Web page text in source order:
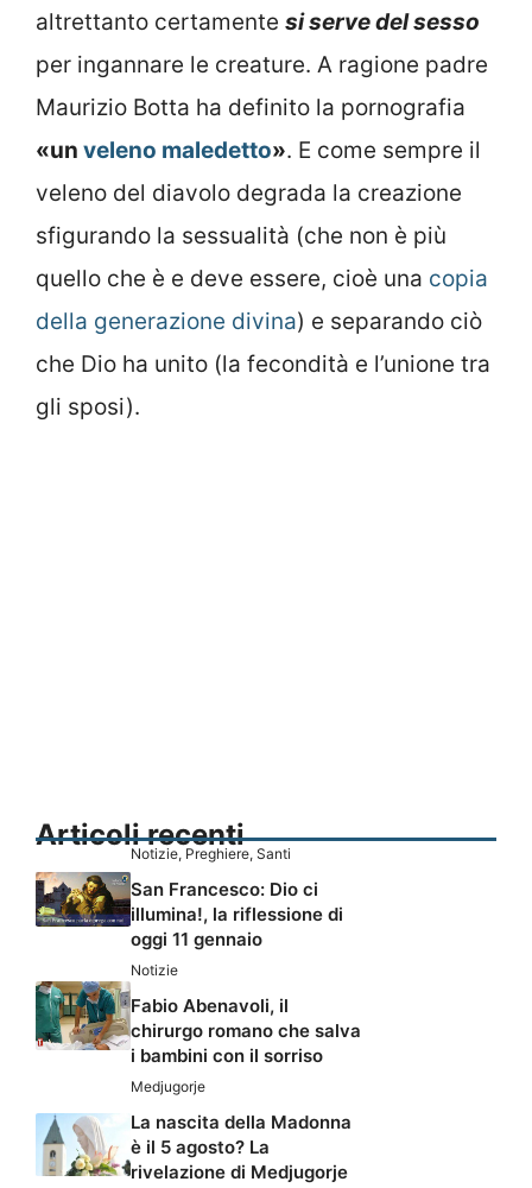
altrettanto certamente si serve del sesso
per ingannare le creature. A ragione padre
Maurizio Botta ha definito la pornografia
«un veleno maledetto». E come sempre il
veleno del diavolo degrada la creazione
sfigurando la sessualità (che non è più
quello che è e deve essere, cioè una copia
della generazione divina) e separando ciò
che Dio ha unito (la fecondità e l’unione tra
gli sposi).
Articoli recenti
Notizie, Preghiere, Santi
San Francesco: Dio ci
illumina!, la riflessione di
oggi 11 gennaio
Notizie
Fabio Abenavoli, il
chirurgo romano che salva
i bambini con il sorriso
Medjugorje
La nascita della Madonna
è il 5 agosto? La
rivelazione di Medjugorje